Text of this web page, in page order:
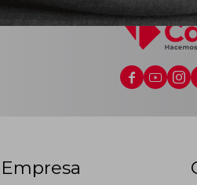
  
Empresa